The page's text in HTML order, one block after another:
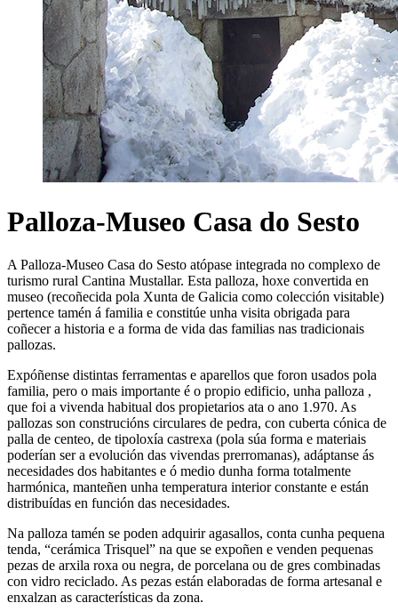
Palloza-Museo Casa do Sesto
A Palloza-Museo Casa do Sesto atópase integrada no complexo de
turismo rural Cantina Mustallar. Esta palloza, hoxe convertida en
museo (recoñecida pola Xunta de Galicia como colección visitable)
pertence tamén á familia e constitúe unha visita obrigada para
coñecer a historia e a forma de vida das familias nas tradicionais
pallozas.
Expóñense distintas ferramentas e aparellos que foron usados pola
familia, pero o mais importante é o propio edificio, unha palloza ,
que foi a vivenda habitual dos propietarios ata o ano 1.970. As
pallozas son construcións circulares de pedra, con cuberta cónica de
palla de centeo, de tipoloxía castrexa (pola súa forma e materiais
poderían ser a evolución das vivendas prerromanas), adáptanse ás
necesidades dos habitantes e ó medio dunha forma totalmente
harmónica, manteñen unha temperatura interior constante e están
distribuídas en función das necesidades.
Na palloza tamén se poden adquirir agasallos, conta cunha pequena
tenda, “cerámica Trisquel” na que se expoñen e venden pequenas
pezas de arxila roxa ou negra, de porcelana ou de gres combinadas
con vidro reciclado. As pezas están elaboradas de forma artesanal e
enxalzan as características da zona.